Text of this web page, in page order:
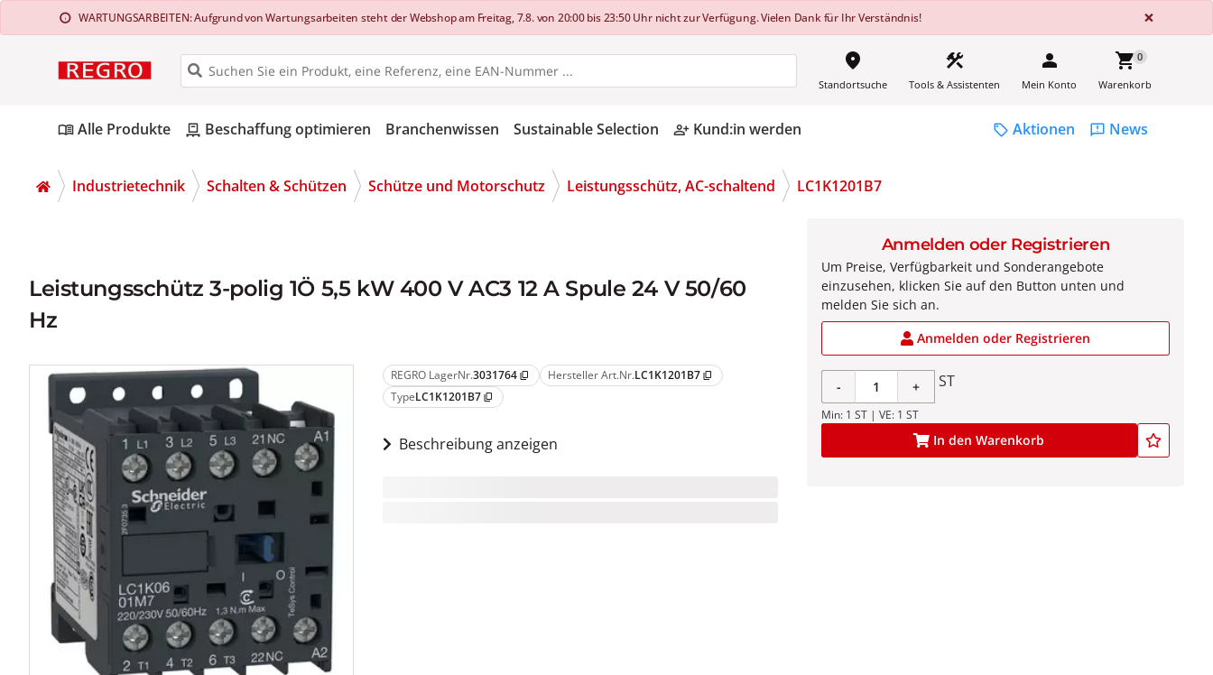
info WARTUNGSARBEITEN: Aufgrund von Wartungsarbeiten steht der Webshop am Freitag, 7.8. von 20:00 bis 23:50 Uhr nicht zur Verfügung. Vielen Dank für Ihr Verständnis! ×
place
Standortsuche
construction
Tools & Assistenten
person
Mein Konto
shopping_cart0
Warenkorb
menu_bookAlle Produkte pallet Beschaffung optimieren Branchenwissen Sustainable Selection person_add_alt Kund:in werden sell Aktionen feedback News
Industrietechnik Schalten & Schützen Schütze und Motorschutz Leistungsschütz, AC-schaltend LC1K1201B7
Leistungsschütz 3-polig 1Ö 5,5 kW 400 V AC3 12 A Spule 24 V 50/60
Hz
REGRO LagerNr.3031764 content_copy Hersteller Art.Nr.LC1K1201B7 content_copy
TypeLC1K1201B7 content_copy
Beschreibung anzeigen
Anmelden oder Registrieren
Um Preise, Verfügbarkeit und Sonderangebote
einzusehen, klicken Sie auf den Button unten und
melden Sie sich an.
Anmelden oder Registrieren
- + ST
Min: 1 ST | VE: 1 ST
In den Warenkorb